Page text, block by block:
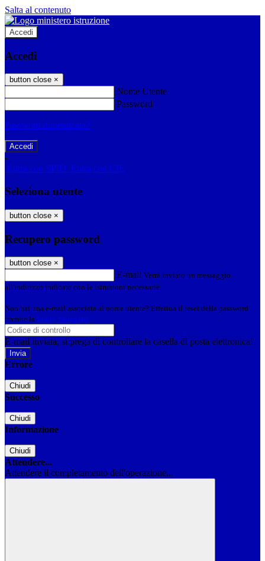
Salta al contenuto
Accedi
Accedi
button close ×
Nome Utente
Password
Password dimenticata?
-
Entra con SPID Entra con CIE
Seleziona utente
button close ×
Recupero password
button close ×
E-mail Verrà inviato un messaggio
all'indirizzo indicato con le istruzioni necessarie.
Non hai una e-mail associata al nome utente? Effettua il reset della password
tramite la Login Spaggiari
E-mail inviata, si prega di controllare la casella di posta elettronica!
Errore
Chiudi
Successo
Chiudi
Informazione
Chiudi
Attendere...
Attendere il completamento dell'operazione...